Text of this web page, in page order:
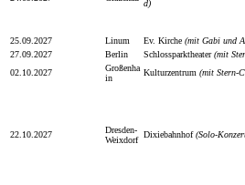
d)
25.09.2027 Linum Ev. Kirche (mit Gabi und
27.09.2027
Berlin Schlossparktheater(mit
02.10.2027
Großenha
in
Kulturzentrum (mit Stern-
22.10.2027
Dresden-
Weixdorf
Dixiebahnhof(Solo-